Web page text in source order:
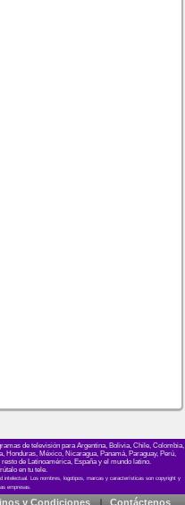
de televisión para Argentina, Bolivia, Chile, Colombia,
México, Nicaragua, Panamá, Paraguay, Perú,
de Latinoamérica, España y el mundo latino.
en tu tele.
y Condiciones | Contáctenos